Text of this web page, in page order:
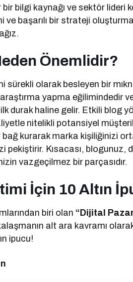
bilgi kaynağı ve sektör lideri
başarılı bir strateji
Önemlidir?
sürekli olarak besleyen bir
yapma eğilimindedir
durak haline gelir. Etkili blog
nitelikli potansiyel
kurarak marka kişiliğinizi
Kısacası, blogunuz,
vazgeçilmez bir parçasıdır.
İçin 10 Altın
biri olan “Dijital
alt ara kavramı
ipucu!